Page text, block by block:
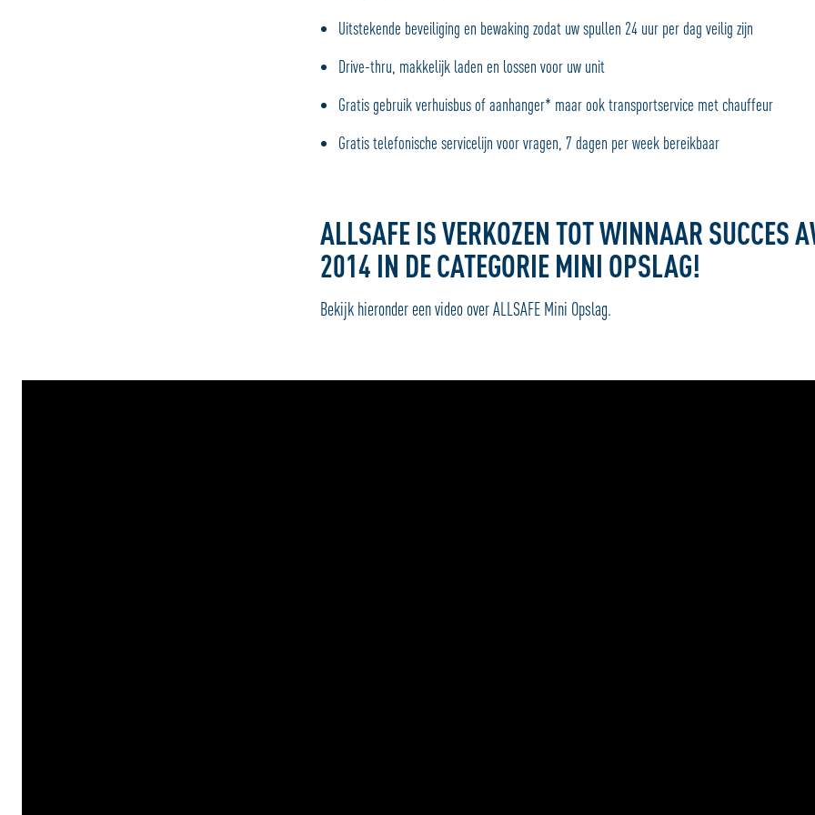
Uitstekende beveiliging en bewaking zodat uw spullen 24 uur per dag veilig zijn
Drive-thru, makkelijk laden en lossen voor uw unit
Gratis gebruik verhuisbus of aanhanger* maar ook transportservice met chauffeur
Gratis telefonische servicelijn voor vragen, 7 dagen per week bereikbaar
ALLSAFE IS VERKOZEN TOT WINNAAR SUCCES
2014 IN DE CATEGORIE MINI OPSLAG!
Bekijk hieronder een video over ALLSAFE Mini Opslag.